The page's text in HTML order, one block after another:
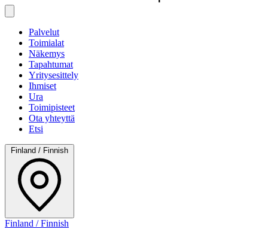
Palvelut
Toimialat
Näkemys
Tapahtumat
Yritysesittely
Ihmiset
Ura
Toimipisteet
Ota yhteyttä
Etsi
Finland / Finnish
Finland / Finnish